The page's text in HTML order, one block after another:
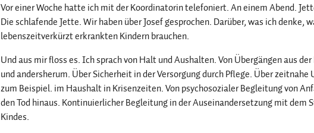
Vor einer Woche hatte ich mit der Koordinatorin telefoniert. An einem Abend.
Die schlafende Jette. Wir haben über Josef gesprochen. Darüber, was ich denke,
lebenszeitverkürzt erkrankten Kindern brauchen.
Und aus mir floss es. Ich sprach von Halt und Aushalten. Von Übergängen aus
und andersherum. Über Sicherheit in der Versorgung durch Pflege. Über
zum Beispiel. im Haushalt in Krisenzeiten. Von psychosozialer Begleitung von
den Tod hinaus. Kontinuierlicher Begleitung in der Auseinandersetzung mit dem
Kindes.